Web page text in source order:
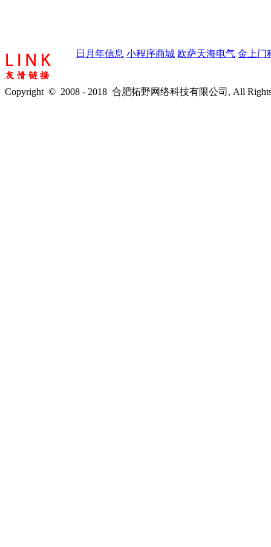
日月年信息 小程序商城 欧萨天海电气 金上门
Copyright © 2008 - 2018 合肥拓野网络科技有限公司, All